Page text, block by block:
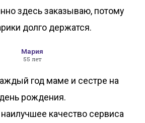
здесь заказываю, потому
долго держатся.
Мария
55 лет
год маме и сестре на
день рождения.
качество сервиса